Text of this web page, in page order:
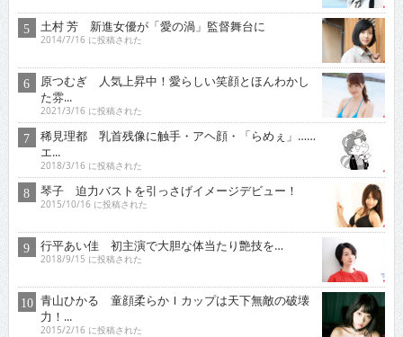
土村 芳 新進女優が「愛の渦」監督舞台に
2014/7/16 に投稿された
原つむぎ 人気上昇中！愛らしい笑顔とほんわかし
た雰...
2021/3/16 に投稿された
稀見理都 乳首残像に触手・アヘ顔・「らめぇ」……
エ...
2018/3/16 に投稿された
琴子 迫力バストを引っさげイメージデビュー！
2015/10/16 に投稿された
行平あい佳 初主演で大胆な体当たり艶技を…
2018/9/15 に投稿された
青山ひかる 童顔柔らかＩカップは天下無敵の破壊
力！...
2015/2/16 に投稿された